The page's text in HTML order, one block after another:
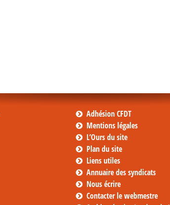
Adhésion CFDT
Mentions légales
L’Ours du site
Plan du site
Liens utiles
Annuaire des syndicats
Nous écrire
Contacter le webmestre